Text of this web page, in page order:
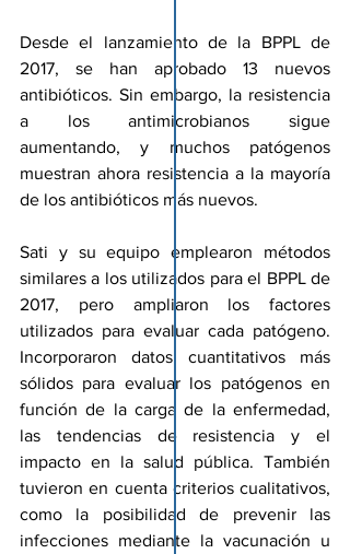
Desde el lanzamiento de la BPPL de
2017, se han aprobado 13 nuevos
antibióticos. Sin embargo, la resistencia
a los antimicrobianos sigue
aumentando, y muchos patógenos
muestran ahora resistencia a la mayoría
de los antibióticos más nuevos.
Sati y su equipo emplearon métodos
similares a los utilizados para el BPPL de
2017, pero ampliaron los factores
utilizados para evaluar cada patógeno.
Incorporaron datos cuantitativos más
sólidos para evaluar los patógenos en
función de la carga de la enfermedad,
las tendencias de resistencia y el
impacto en la salud pública. También
tuvieron en cuenta criterios cualitativos,
como la posibilidad de prevenir las
infecciones mediante la vacunación u